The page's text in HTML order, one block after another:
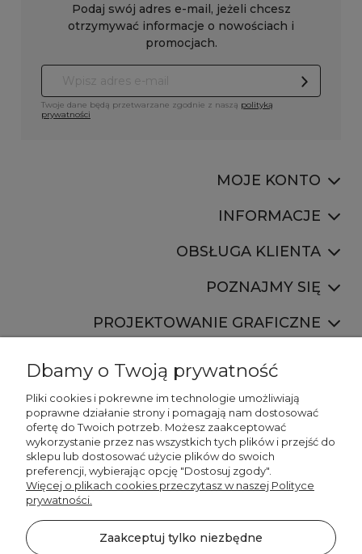
Podaj swój adres e-mail, jeżeli chcesz
otrzymywać informacje o nowościach i
promocjach.
Twoje dane będą przetwarzane zgodnie z naszą polityką
prywatności
MOJE KONTO
INFORMACJE
OBSŁUGA KLIENTA
POZNAJMY SIĘ
PROJEKTOWANIE GRAFICZNE
887 750 445
536 346 177
©2026 Wszelkie Prawa Zastrzeżone | DECORDRUK
Dbamy o Twoją prywatność
Pliki cookies i pokrewne im technologie umożliwiają
poprawne działanie strony i pomagają nam dostosować
ofertę do Twoich potrzeb. Możesz zaakceptować
wykorzystanie przez nas wszystkich tych plików i przejść do
sklepu lub dostosować użycie plików do swoich
preferencji, wybierając opcję "Dostosuj zgody".
Więcej o plikach cookies przeczytasz w naszej Polityce
prywatności.
Zaakceptuj tylko niezbędne